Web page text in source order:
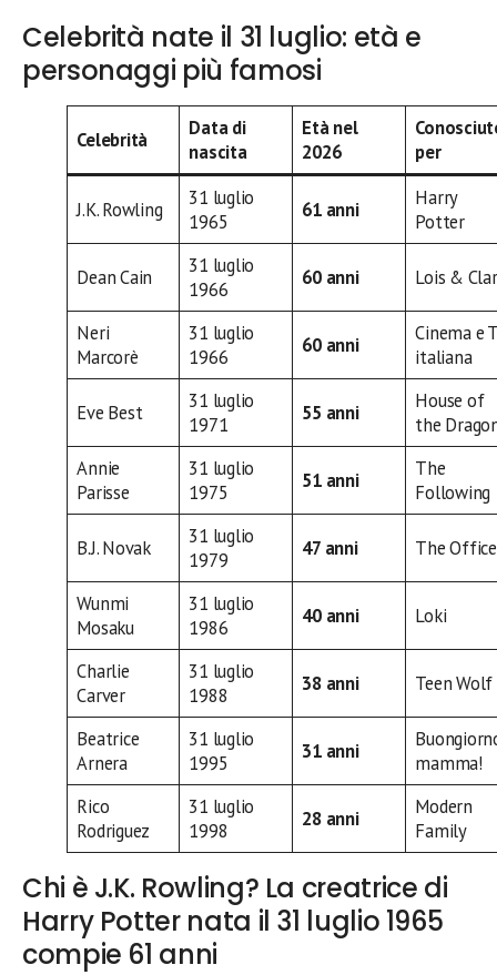
Celebrità nate il 31 luglio: età e
personaggi più famosi
Celebrità
Data di
nascita
Età nel
2026
per
J.K. Rowling
31 luglio
1965
61 anni
Harry
Potter
Dean Cain
31 luglio
1966
60 anni Lois &
Neri
Marcorè
31 luglio
1966
60 anni
Cinema e
italiana
Eve Best
31 luglio
1971
55 anni
House of
the
Annie
Parisse
31 luglio
1975
51 anni
The
Following
B.J. Novak
31 luglio
1979
47 anni The Office
Wunmi
Mosaku
31 luglio
1986
40 anni Loki
Charlie
Carver
31 luglio
1988
38 anni Teen Wolf
Beatrice
Arnera
31 luglio
1995
31 anni
mamma!
Rico
Rodriguez
31 luglio
1998
28 anni
Modern
Family
Chi è J.K. Rowling? La creatrice di
Harry Potter nata il 31 luglio 1965
compie 61 anni